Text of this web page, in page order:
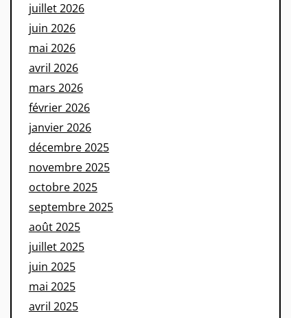
juillet 2026
juin 2026
mai 2026
avril 2026
mars 2026
février 2026
janvier 2026
décembre 2025
novembre 2025
octobre 2025
septembre 2025
août 2025
juillet 2025
juin 2025
mai 2025
avril 2025